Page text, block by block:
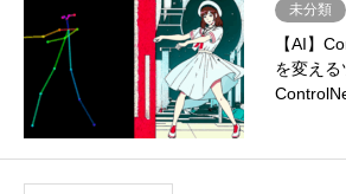
未分類
【AI】
を変える